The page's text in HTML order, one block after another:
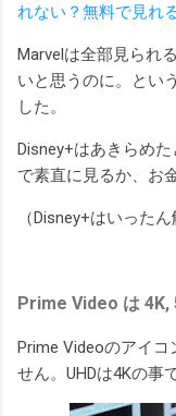
れない？無料で見れ
Marvelは全部見られ
いと思うのに。とい
した。
Disney+はあきらめ
で素直に見るか、お
（Disney+はいった
Prime Video は 4K,
Prime Videoのアイコ
せん。UHDは4Kの事